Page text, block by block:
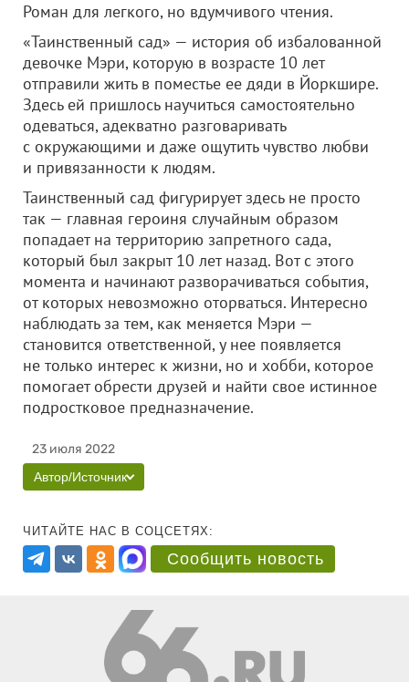
Роман для легкого, но вдумчивого чтения.
«Таинственный сад» — история об избалованной
девочке Мэри, которую в возрасте 10 лет
отправили жить в поместье ее дяди в Йоркшире.
Здесь ей пришлось научиться самостоятельно
одеваться, адекватно разговаривать
с окружающими и даже ощутить чувство любви
и привязанности к людям.
Таинственный сад фигурирует здесь не просто
так — главная героиня случайным образом
попадает на территорию запретного сада,
который был закрыт 10 лет назад. Вот с этого
момента и начинают разворачиваться события,
от которых невозможно оторваться. Интересно
наблюдать за тем, как меняется Мэри —
становится ответственной, у нее появляется
не только интерес к жизни, но и хобби, которое
помогает обрести друзей и найти свое истинное
подростковое предназначение.
23 июля 2022
Автор/Источник
ЧИТАЙТЕ НАС В СОЦСЕТЯХ:
Сообщить новость